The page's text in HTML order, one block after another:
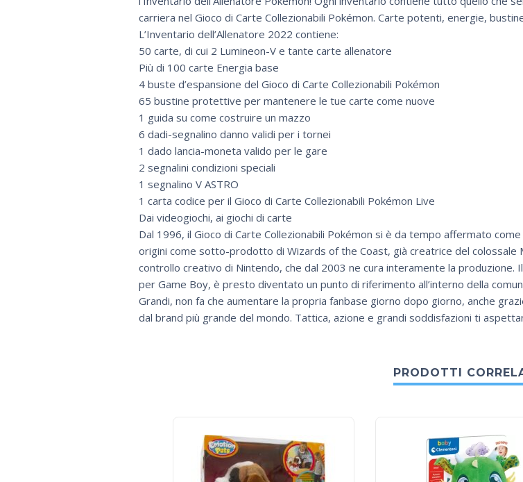
carriera nel Gioco di Carte Collezionabili Pokémon. Carte potenti, energie,
L’Inventario dell’Allenatore 2022 contiene:
50 carte, di cui 2 Lumineon-V e tante carte allenatore
Più di 100 carte Energia base
4 buste d’espansione del Gioco di Carte Collezionabili Pokémon
65 bustine protettive per mantenere le tue carte come nuove
1 guida su come costruire un mazzo
6 dadi-segnalino danno validi per i tornei
1 dado lancia-moneta valido per le gare
2 segnalini condizioni speciali
1 segnalino V ASTRO
1 carta codice per il Gioco di Carte Collezionabili Pokémon Live
Dai videogiochi, ai giochi di carte
Dal 1996, il Gioco di Carte Collezionabili Pokémon si è da tempo affermato
origini come sotto-prodotto di Wizards of the Coast, già creatrice del colossale
controllo creativo di Nintendo, che dal 2003 ne cura interamente la produzione.
per Game Boy, è presto diventato un punto di riferimento all’interno della
Grandi, non fa che aumentare la propria fanbase giorno dopo giorno, anche
dal brand più grande del mondo. Tattica, azione e grandi soddisfazioni ti
PRODOTTI